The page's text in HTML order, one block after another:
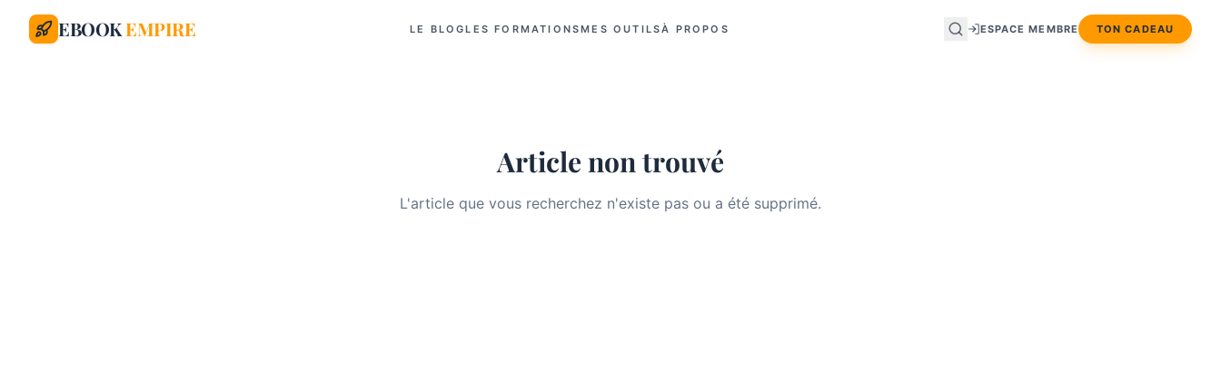
EBOOKEMPIRE LE BLOGLES FORMATIONSMES OUTILSÀ PROPOS ESPACE MEMBRE TON CADEAU
Article non trouvé
L'article que vous recherchez n'existe pas ou a été supprimé.